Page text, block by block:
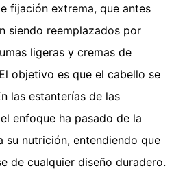
fijación extrema, que antes
siendo reemplazados por
ligeras y cremas de
objetivo es que el cabello se
las estanterías de las
enfoque ha pasado de la
su nutrición, entendiendo que
de cualquier diseño duradero.